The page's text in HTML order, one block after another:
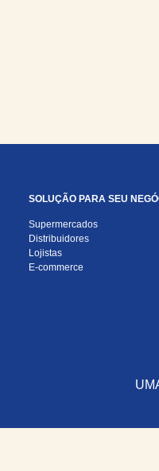
SOLUÇÃO PARA SEU
Supermercados
Distribuidores
Lojistas
E-commerce